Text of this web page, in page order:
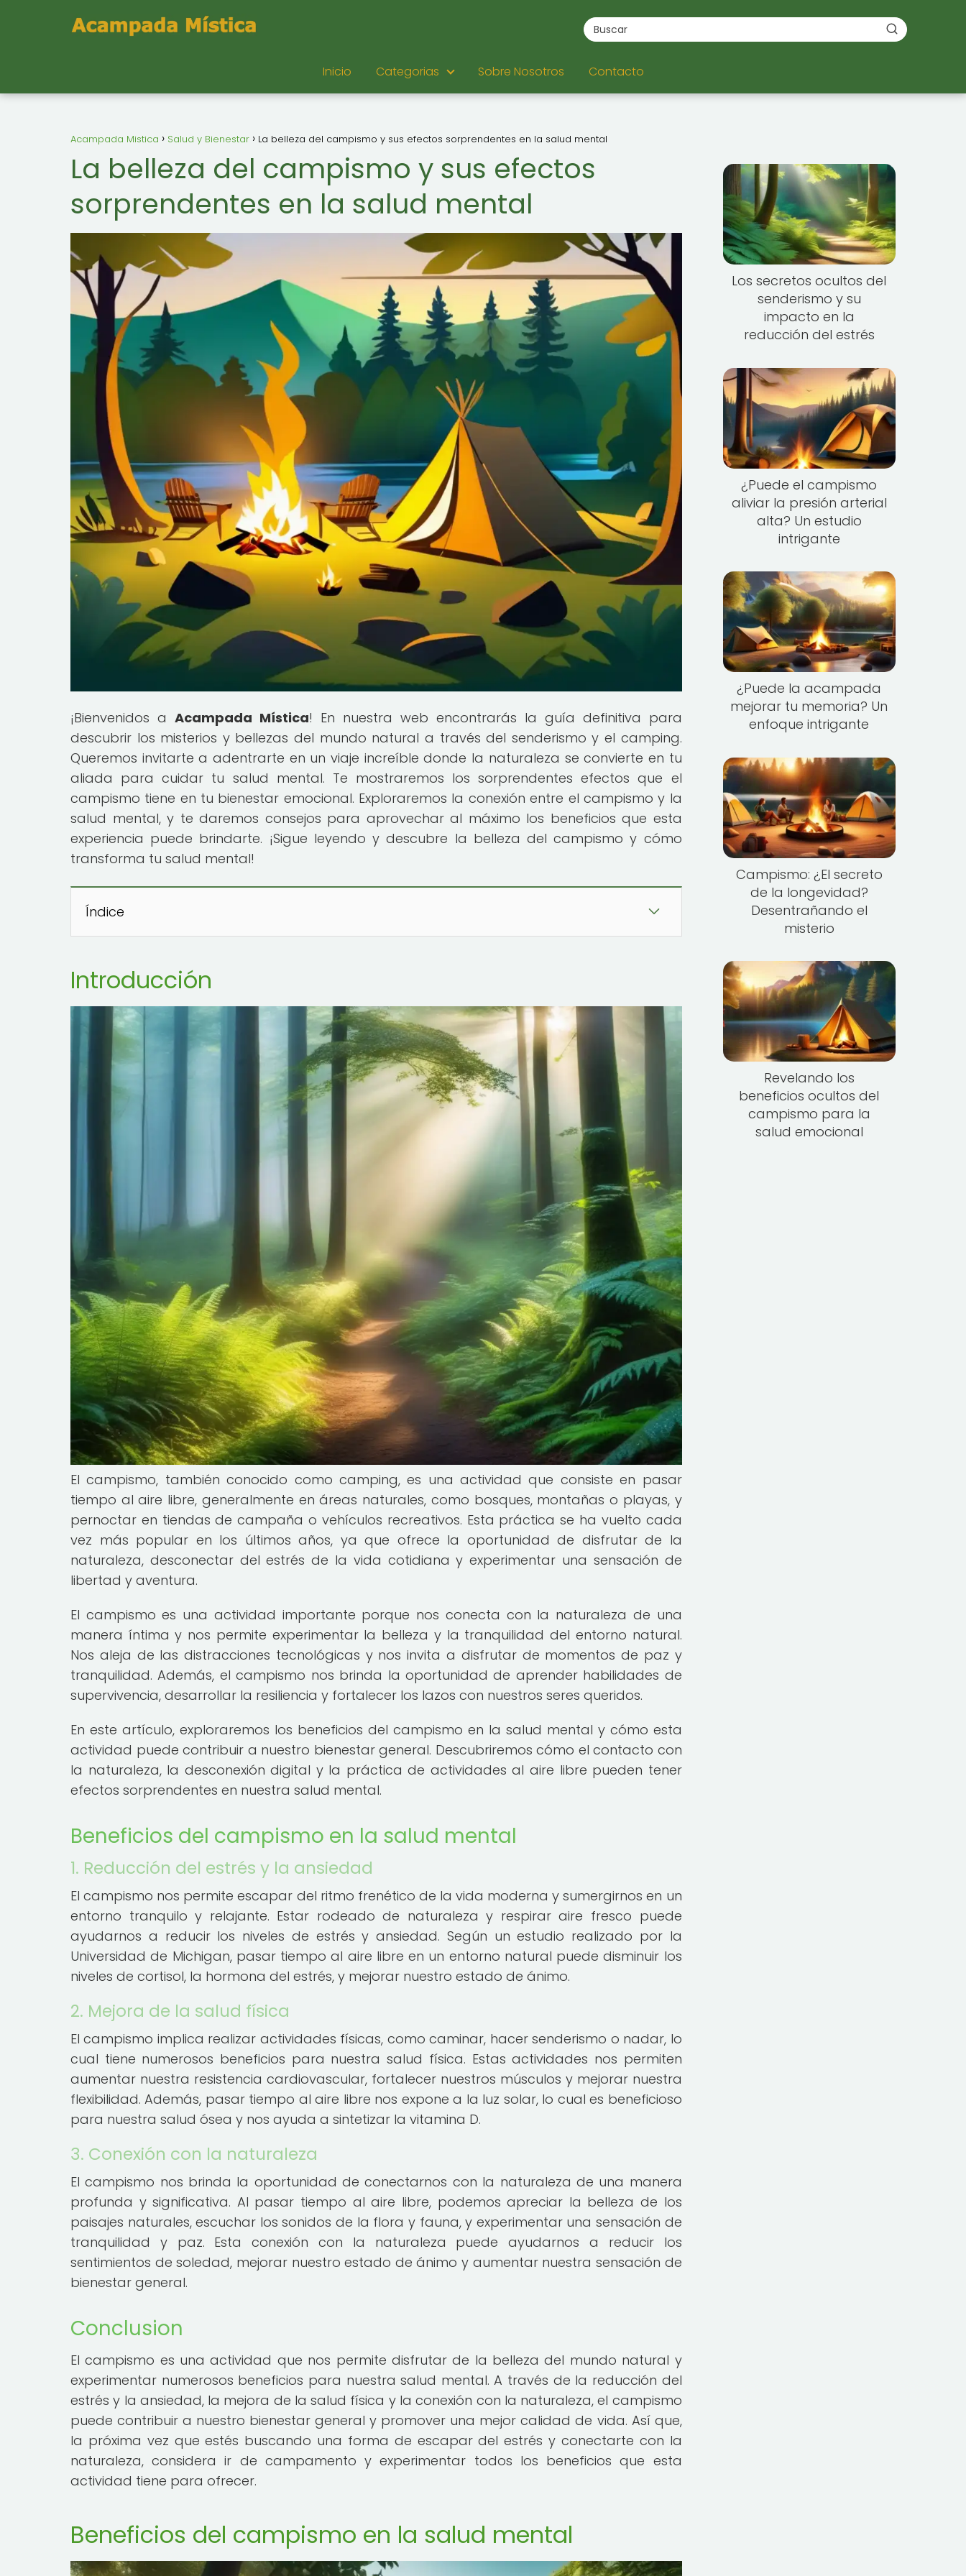
Inicio Categorias Sobre Nosotros Contacto
Acampada Mistica Salud y Bienestar La belleza del campismo y sus efectos sorprendentes en la salud mental
La belleza del campismo y sus efectos
sorprendentes en la salud mental
¡Bienvenidos a Acampada Mística! En nuestra web encontrarás la guía definitiva para
descubrir los misterios y bellezas del mundo natural a través del senderismo y el camping.
Queremos invitarte a adentrarte en un viaje increíble donde la naturaleza se convierte en tu
aliada para cuidar tu salud mental. Te mostraremos los sorprendentes efectos que el
campismo tiene en tu bienestar emocional. Exploraremos la conexión entre el campismo y la
salud mental, y te daremos consejos para aprovechar al máximo los beneficios que esta
experiencia puede brindarte. ¡Sigue leyendo y descubre la belleza del campismo y cómo
transforma tu salud mental!
Índice
Introducción
El campismo, también conocido como camping, es una actividad que consiste en pasar
tiempo al aire libre, generalmente en áreas naturales, como bosques, montañas o playas, y
pernoctar en tiendas de campaña o vehículos recreativos. Esta práctica se ha vuelto cada
vez más popular en los últimos años, ya que ofrece la oportunidad de disfrutar de la
naturaleza, desconectar del estrés de la vida cotidiana y experimentar una sensación de
libertad y aventura.
El campismo es una actividad importante porque nos conecta con la naturaleza de una
manera íntima y nos permite experimentar la belleza y la tranquilidad del entorno natural.
Nos aleja de las distracciones tecnológicas y nos invita a disfrutar de momentos de paz y
tranquilidad. Además, el campismo nos brinda la oportunidad de aprender habilidades de
supervivencia, desarrollar la resiliencia y fortalecer los lazos con nuestros seres queridos.
En este artículo, exploraremos los beneficios del campismo en la salud mental y cómo esta
actividad puede contribuir a nuestro bienestar general. Descubriremos cómo el contacto con
la naturaleza, la desconexión digital y la práctica de actividades al aire libre pueden tener
efectos sorprendentes en nuestra salud mental.
Beneficios del campismo en la salud mental
1. Reducción del estrés y la ansiedad
El campismo nos permite escapar del ritmo frenético de la vida moderna y sumergirnos en un
entorno tranquilo y relajante. Estar rodeado de naturaleza y respirar aire fresco puede
ayudarnos a reducir los niveles de estrés y ansiedad. Según un estudio realizado por la
Universidad de Michigan, pasar tiempo al aire libre en un entorno natural puede disminuir los
niveles de cortisol, la hormona del estrés, y mejorar nuestro estado de ánimo.
2. Mejora de la salud física
El campismo implica realizar actividades físicas, como caminar, hacer senderismo o nadar, lo
cual tiene numerosos beneficios para nuestra salud física. Estas actividades nos permiten
aumentar nuestra resistencia cardiovascular, fortalecer nuestros músculos y mejorar nuestra
flexibilidad. Además, pasar tiempo al aire libre nos expone a la luz solar, lo cual es beneficioso
para nuestra salud ósea y nos ayuda a sintetizar la vitamina D.
3. Conexión con la naturaleza
El campismo nos brinda la oportunidad de conectarnos con la naturaleza de una manera
profunda y significativa. Al pasar tiempo al aire libre, podemos apreciar la belleza de los
paisajes naturales, escuchar los sonidos de la flora y fauna, y experimentar una sensación de
tranquilidad y paz. Esta conexión con la naturaleza puede ayudarnos a reducir los
sentimientos de soledad, mejorar nuestro estado de ánimo y aumentar nuestra sensación de
bienestar general.
Conclusion
El campismo es una actividad que nos permite disfrutar de la belleza del mundo natural y
experimentar numerosos beneficios para nuestra salud mental. A través de la reducción del
estrés y la ansiedad, la mejora de la salud física y la conexión con la naturaleza, el campismo
puede contribuir a nuestro bienestar general y promover una mejor calidad de vida. Así que,
la próxima vez que estés buscando una forma de escapar del estrés y conectarte con la
naturaleza, considera ir de campamento y experimentar todos los beneficios que esta
actividad tiene para ofrecer.
Beneficios del campismo en la salud mental
Los secretos ocultos del
senderismo y su
impacto en la
reducción del estrés
¿Puede el campismo
aliviar la presión arterial
alta? Un estudio
intrigante
¿Puede la acampada
mejorar tu memoria? Un
enfoque intrigante
Campismo: ¿El secreto
de la longevidad?
Desentrañando el
misterio
Revelando los
beneficios ocultos del
campismo para la
salud emocional